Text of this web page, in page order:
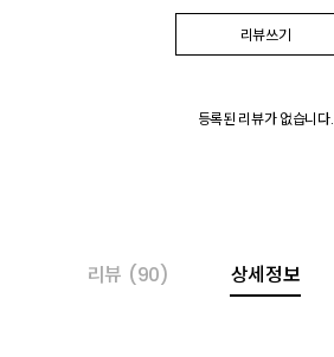
리뷰쓰기
등록된 리뷰가 없습니다.
리뷰 (90) 상세정보